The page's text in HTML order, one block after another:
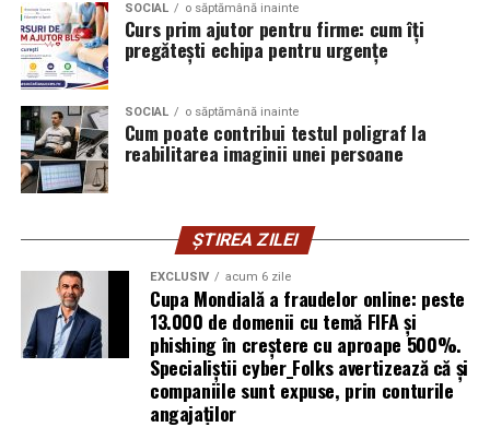
înveți o meserie adaptată cerințelor moderne? Înscrie-
te gratuit la cursurile noastre de formare!
🔗 Află toate detaliile și înregistrează-te pe:
tinerisudmuntenia.ro
Program cofinanțat din Fondul Social European+ prin
Programul Educație și Ocupare 2021 – 2027.
Conținutul acestui material nu reflectă în mod
obligatoriu poziția oficială a Uniunii Europene sau a
Guvernului României.
Informații oficiale complete despre finanțările din
fonduri structurale: mfe.gov.ro
Sambata si duminica – 13:30
Ultima cursa de intoarcere din Buftea este la ora 04:00.
Biletul poate fi cumparat online.
Tren
De la Gara Buftea pana la Domeniul Stirbey sunt
aproximativ 30 de minute de mers pe jos. Participantii
trebuie insa sa tina cont ca nu exista trenuri de
intoarcere pe timpul noptii.
SOCIAL o săptămână inainte
Curs prim ajutor pentru firme: cum îți
pregătești echipa pentru urgențe
SOCIAL o săptămână inainte
Cum poate contribui testul poligraf la
reabilitarea imaginii unei persoane
ȘTIREA ZILEI
EXCLUSIV acum 6 zile
Cupa Mondială a fraudelor online: peste
13.000 de domenii cu temă FIFA și
phishing în creștere cu aproape 500%.
Specialiștii cyber_Folks avertizează că și
companiile sunt expuse, prin conturile
angajaților